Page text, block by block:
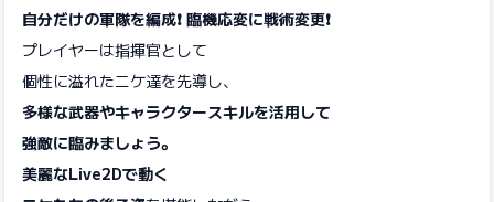
自分だけの軍隊を編成❗ 臨機応変に戦術変更❗
プレイヤーは指揮官として
個性に溢れたニケ達を先導し、
多様な武器やキャラクタースキルを活用して
強敵に臨みましょう。
美麗なLive2Dで動く